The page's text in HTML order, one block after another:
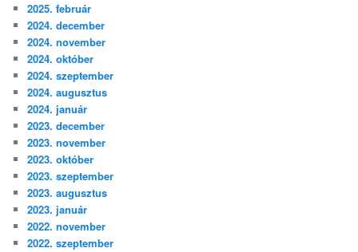
2025. február
2024. december
2024. november
2024. október
2024. szeptember
2024. augusztus
2024. január
2023. december
2023. november
2023. október
2023. szeptember
2023. augusztus
2023. január
2022. november
2022. szeptember